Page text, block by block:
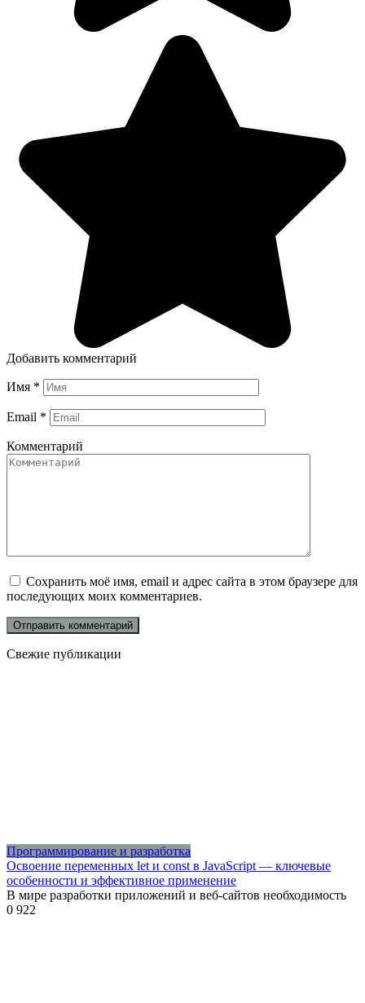
Добавить комментарий
Имя *
Email *
Комментарий
Сохранить моё имя, email и адрес сайта в этом браузере для
последующих моих комментариев.
Свежие публикации
Программирование и разработка
Освоение переменных let и const в JavaScript — ключевые
особенности и эффективное применение
В мире разработки приложений и веб-сайтов необходимость
0 922